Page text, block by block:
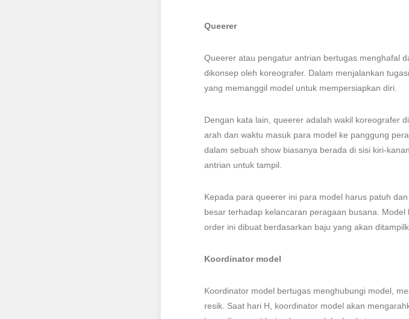
Queerer
Queerer atau pengatur antrian bertugas menghafal
dikonsep oleh koreografer. Dalam menjalankan
yang memanggil model untuk mempersiapkan diri.
Dengan kata lain, queerer adalah wakil koreografer
arah dan waktu masuk para model ke panggung
dalam sebuah show biasanya berada di sisi kiri-
antrian untuk tampil.
Kepada para queerer ini para model harus patuh
besar terhadap kelancaran peragaan busana.
order ini dibuat berdasarkan baju yang akan
Koordinator model
Koordinator model bertugas menghubungi model,
resik. Saat hari H, koordinator model akan